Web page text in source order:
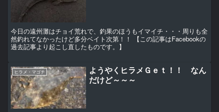
今日の遠州灘はチョイ荒れで、釣果のほうもイマイチ・・・周りも全
然釣れてなかったけど多分ベイト次第！！ 【この記事はFacebookの
過去記事より起こし直したものです。】
ヒラメ・マゴチ
ようやくヒラメＧｅｔ！！ なん
だけど～～～